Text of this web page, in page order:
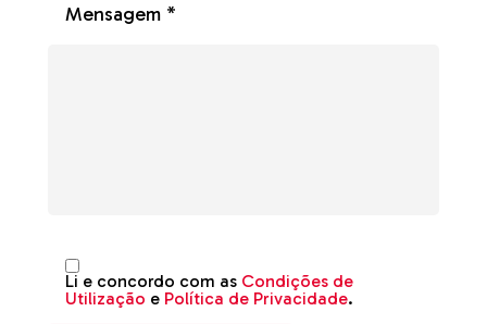
Mensagem *
Li e concordo com as Condições de
Utilização e Política de Privacidade.